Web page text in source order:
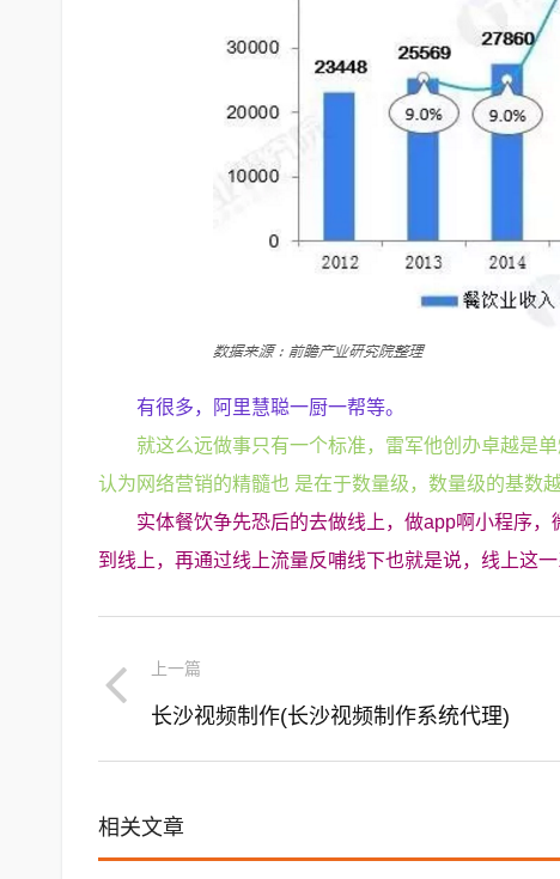
有很多，阿里慧聪一厨一帮等。
就这么远做事只有一个标准，雷军他创办卓越是
认为网络营销的精髓也 是在于数量级，数量级的基数
实体餐饮争先恐后的去做线上，做app啊小程序
到线上，再通过线上流量反哺线下也就是说，线上这
上一篇
长沙视频制作(长沙视频制作系统代理)
相关文章